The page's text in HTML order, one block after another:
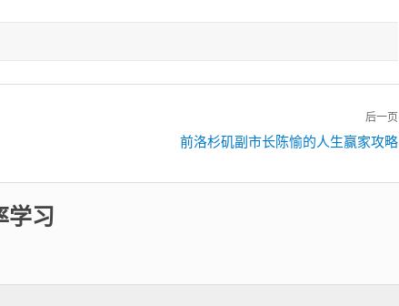
后一页
篇：
前洛杉矶副市长陈愉的人生赢家攻略
学习